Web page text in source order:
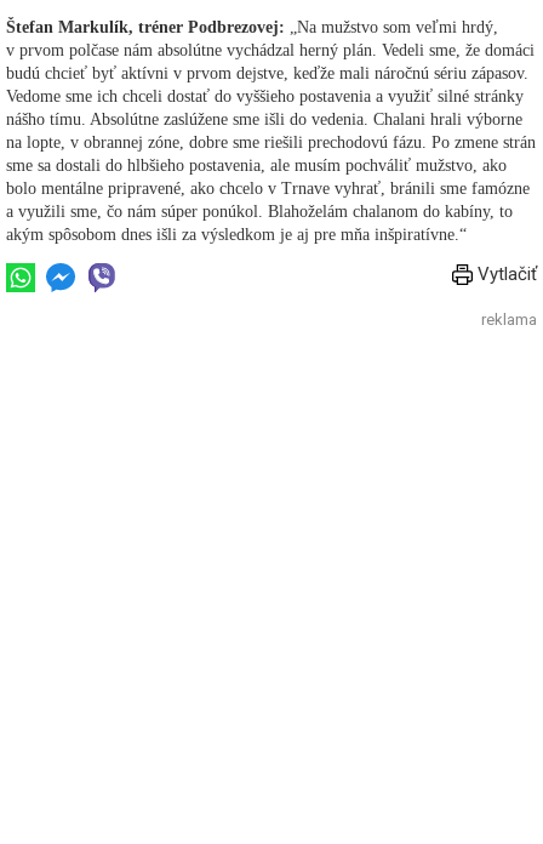
Štefan Markulík, tréner Podbrezovej: „Na mužstvo som veľmi hrdý,
v prvom polčase nám absolútne vychádzal herný plán. Vedeli sme, že domáci
budú chcieť byť aktívni v prvom dejstve, keďže mali náročnú sériu zápasov.
Vedome sme ich chceli dostať do vyššieho postavenia a využiť silné stránky
nášho tímu. Absolútne zaslúžene sme išli do vedenia. Chalani hrali výborne
na lopte, v obrannej zóne, dobre sme riešili prechodovú fázu. Po zmene strán
sme sa dostali do hlbšieho postavenia, ale musím pochváliť mužstvo, ako
bolo mentálne pripravené, ako chcelo v Trnave vyhrať, bránili sme famózne
a využili sme, čo nám súper ponúkol. Blahoželám chalanom do kabíny, to
akým spôsobom dnes išli za výsledkom je aj pre mňa inšpiratívne.“
Vytlačiť
reklama